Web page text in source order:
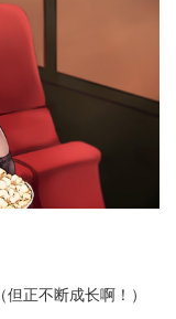
正不断成长啊！）